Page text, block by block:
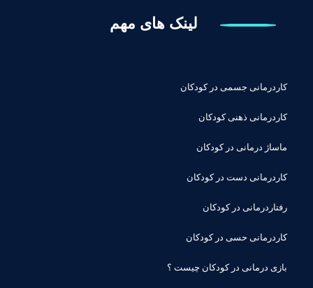
لینک های مهم
کاردرمانی جسمی در کودکان
کاردرمانی ذهنی کودکان
ماساژ درمانی در کودکان
کاردرمانی دست در کودکان
رفتاردرمانی در کودکان
کاردرمانی حسی در کودکان
بازی درمانی در کودکان چیست ؟